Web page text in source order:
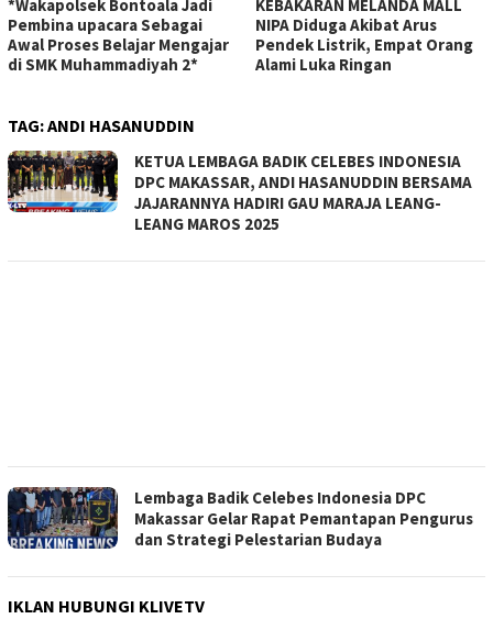
*Wakapolsek Bontoala Jadi
Pembina upacara Sebagai
Awal Proses Belajar Mengajar
di SMK Muhammadiyah 2*
KEBAKARAN MELANDA MALL
NIPA Diduga Akibat Arus
Pendek Listrik, Empat Orang
Alami Luka Ringan
TAG:ANDI HASANUDDIN
KETUA LEMBAGA BADIK CELEBES INDONESIA
DPC MAKASSAR, ANDI HASANUDDIN BERSAMA
JAJARANNYA HADIRI GAU MARAJA LEANG-
LEANG MAROS 2025
Lembaga Badik Celebes Indonesia DPC
Makassar Gelar Rapat Pemantapan Pengurus
dan Strategi Pelestarian Budaya
IKLAN HUBUNGI KLIVETV